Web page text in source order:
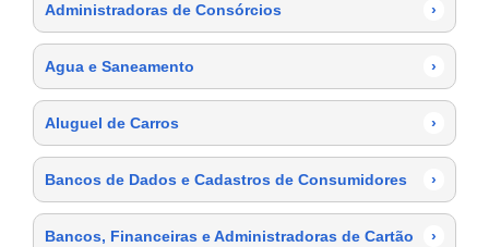
Administradoras de Consórcios ›
Agua e Saneamento ›
Aluguel de Carros ›
Bancos de Dados e Cadastros de Consumidores ›
Bancos, Financeiras e Administradoras de Cartão ›